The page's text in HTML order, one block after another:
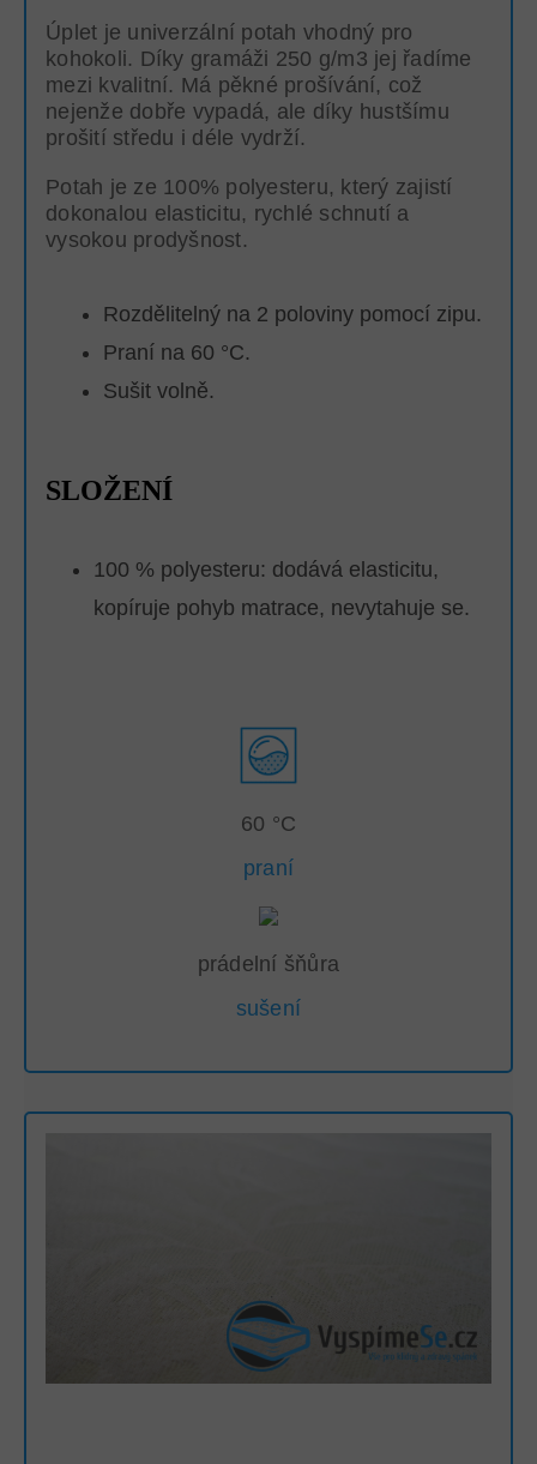
Úplet je univerzální potah vhodný pro
kohokoli. Díky gramáži 250 g/m3 jej řadíme
mezi kvalitní. Má pěkné prošívání, což
nejenže dobře vypadá, ale díky hustšímu
prošití středu i déle vydrží.
Potah je ze 100% polyesteru, který zajistí
dokonalou elasticitu, rychlé schnutí a
vysokou prodyšnost.
Rozdělitelný na 2 poloviny pomocí zipu.
Praní na 60 °C.
Sušit volně.
SLOŽENÍ
100 % polyesteru: dodává elasticitu,
kopíruje pohyb matrace, nevytahuje se.
60 °C
praní
prádelní šňůra
sušení